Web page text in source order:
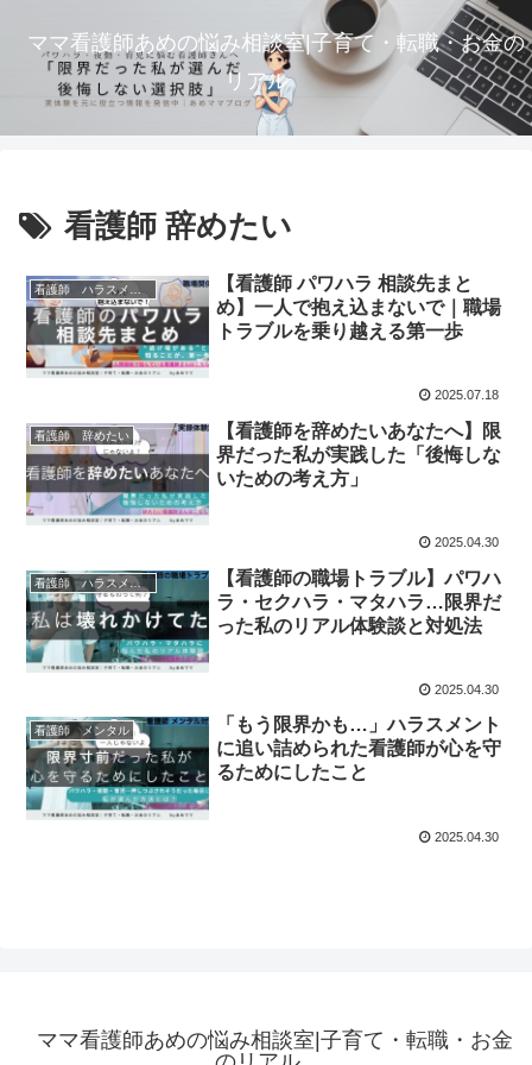
ママ看護師あめの悩み相談室|子育て・転職・お金の
リアル
看護師 辞めたい
【看護師 パワハラ 相談先まと
め】一人で抱え込まないで｜職場
トラブルを乗り越える第一歩
2025.07.18
看護師 辞めたい
【看護師を辞めたいあなたへ】限
界だった私が実践した「後悔しな
いための考え方」
2025.04.30
看護師 ハラスメント
【看護師の職場トラブル】パワハ
ラ・セクハラ・マタハラ…限界だ
った私のリアル体験談と対処法
2025.04.30
看護師 メンタル
「もう限界かも…」ハラスメント
に追い詰められた看護師が心を守
るためにしたこと
2025.04.30
ママ看護師あめの悩み相談室|子育て・転職・お金